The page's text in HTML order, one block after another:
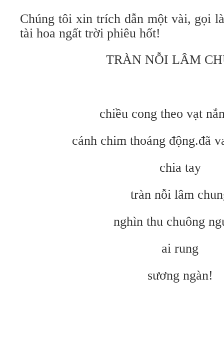
Chúng tôi xin trích dẫn một vài, gọi
tài hoa ngất trời phiêu hốt!
TRÀN NỖI LÂM
chiều cong theo vạt
cánh chim thoáng động.đã
chia tay
tràn nỗi lâm
nghìn thu chuông
ai rung
sương ngàn!